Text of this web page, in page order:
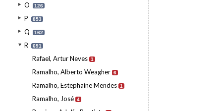
O 126
P 853
Q 162
R 691
Rafael, Artur Neves 1
Ramalho, Alberto Weagher 6
Ramalho, Estephaine Mendes 1
Ramalho, José 4